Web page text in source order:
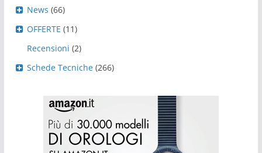
News (66)
OFFERTE (11)
Recensioni (2)
Schede Tecniche (266)